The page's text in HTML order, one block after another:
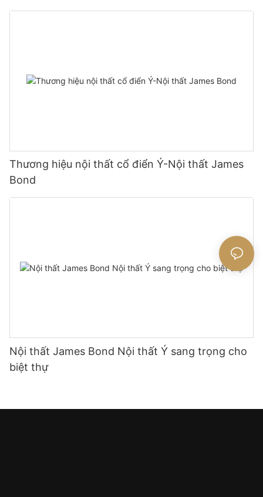
Thương hiệu nội thất cổ điển Ý-Nội thất James
Bond
Nội thất James Bond Nội thất Ý sang trọng cho
biệt thự